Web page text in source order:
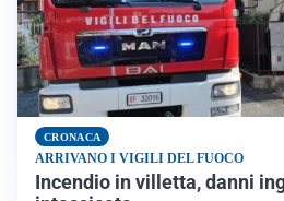
CRONACA
ARRIVANO I VIGILI DEL FUOCO
Incendio in villetta, danni